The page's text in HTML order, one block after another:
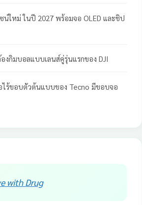
น์ใหม่ ในปี 2027 พร้อมจอ OLED และชิป
งกิมบอลแบบเลนส์คู่รุ่นแรกของ DJI
ไร้ขอบตัวต้นแบบของ Tecno มีขอบจอ
with Drug